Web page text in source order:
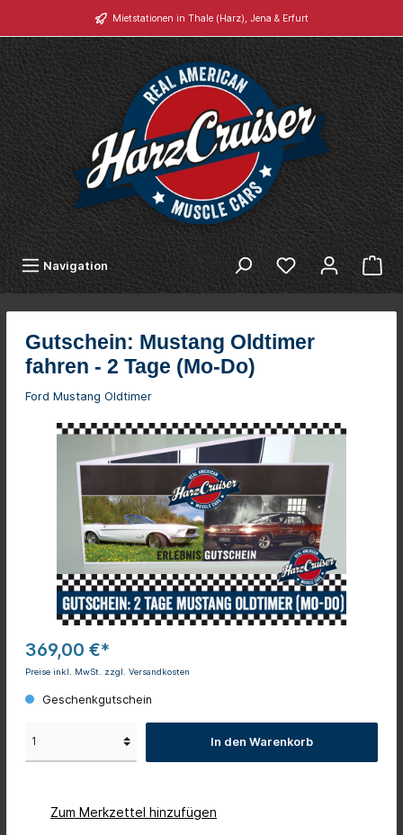
Mietstationen in Thale (Harz), Jena & Erfurt
Navigation
Gutschein: Mustang Oldtimer
fahren - 2 Tage (Mo-Do)
Ford Mustang Oldtimer
369,00 €*
Preise inkl. MwSt. zzgl. Versandkosten
Geschenkgutschein
In den Warenkorb
Zum Merkzettel hinzufügen